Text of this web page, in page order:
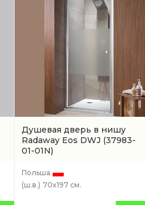
Душевая дверь в нишу
Radaway Eos DWJ (37983-
01-01N)
Польша
(ш.в.) 70x197 см.